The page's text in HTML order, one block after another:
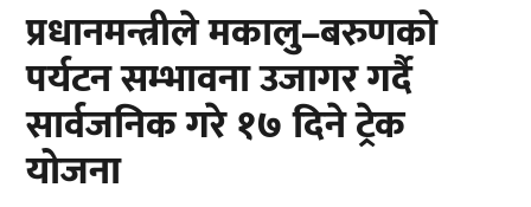
प्रधानमन्त्रीले मकालु–बरुणको
पर्यटन सम्भावना उजागर गर्दै
सार्वजनिक गरे १७ दिने ट्रेक
योजना